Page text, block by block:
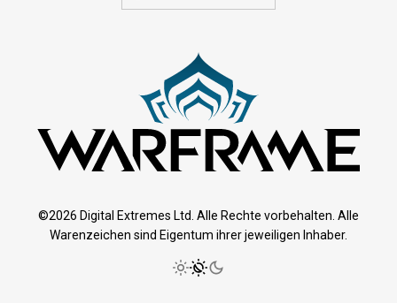
©2026 Digital Extremes Ltd. Alle Rechte vorbehalten. Alle
Warenzeichen sind Eigentum ihrer jeweiligen Inhaber.